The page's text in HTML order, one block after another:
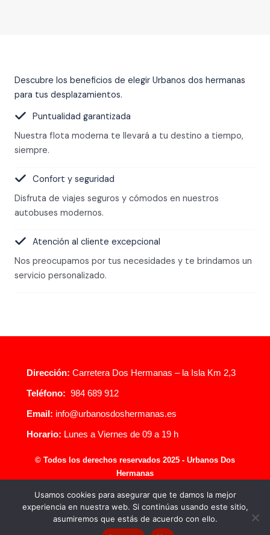
Descubre los beneficios de elegir Urbanos dos hermanas
para tus desplazamientos.
Puntualidad garantizada
Nuestra flota moderna te llevará a tu destino a tiempo,
siempre.
Confort y seguridad
Disfruta de viajes seguros y cómodos en nuestros
autobuses modernos.
Atención al cliente excepcional
Nos preocupamos por tus necesidades y te brindamos un
servicio personalizado.
Dirección: Carretera Dos Hermanas – la Isla Km 2,3
Teléfono: 984 689 912
Email: info@urbanosdoshermanas.es
Horario: Lunes a Viernes de 09 a 19 h
© Todos los derechos reservados 2025 - Urbanos Dos
Hermanas
Usamos cookies para asegurar que te damos la mejor
experiencia en nuestra web. Si continúas usando este sitio,
asumiremos que estás de acuerdo con ello.